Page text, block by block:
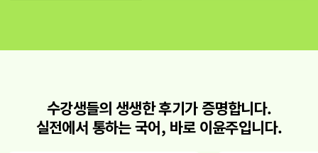
수강생들의 생생한 후기가 증명합니다.
실전에서 통하는 국어, 바로 이윤주입니다.